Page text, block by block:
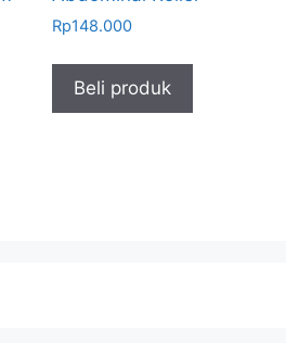
Rp148.000
Beli produk